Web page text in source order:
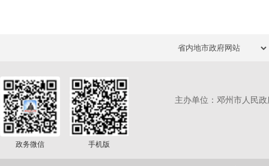
政务微信 手机版
主办单位：邓州市人民